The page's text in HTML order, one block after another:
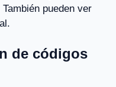
pueden ver
de códigos